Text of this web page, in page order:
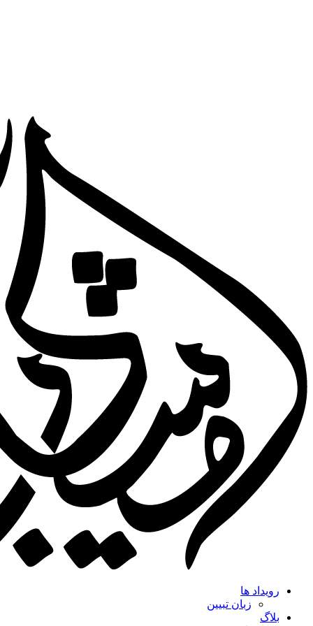
رویداد ها
زبان تبیین
بلاگ